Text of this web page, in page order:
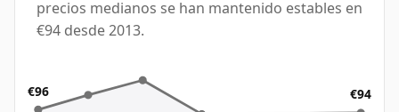
precios medianos se han mantenido estables en
€94 desde 2013.
€96 €94